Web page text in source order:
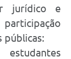
jurídico e
públicas: